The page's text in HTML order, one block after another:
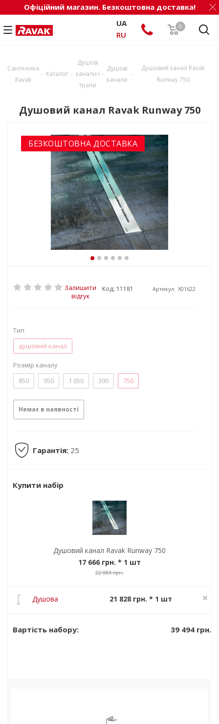
Офіційний магазин. Безкоштовна доставка!
0
UA
RU
Сантехніка
Ravak
- Каталог -
Душові
канали і
трапи
-
Душові
канали
-
Душовий канал Ravak
Runway 750
Душовий канал Ravak Runway 750
БЕЗКОШТОВНА ДОСТАВКА
Залишити
відгук
Код: 11181 Артикул: X01622
Тип
душовий канал
Розмір каналу
850
950 1 050 300 750
Немає в наявності
Гарантія: 25
Купити набір
Душовий канал Ravak Runway 750
17 666 грн. * 1 шт
22 083 грн.
Душова
093.00/150
21 828 грн. * 1 шт
Вартість набору: 39 494 грн.